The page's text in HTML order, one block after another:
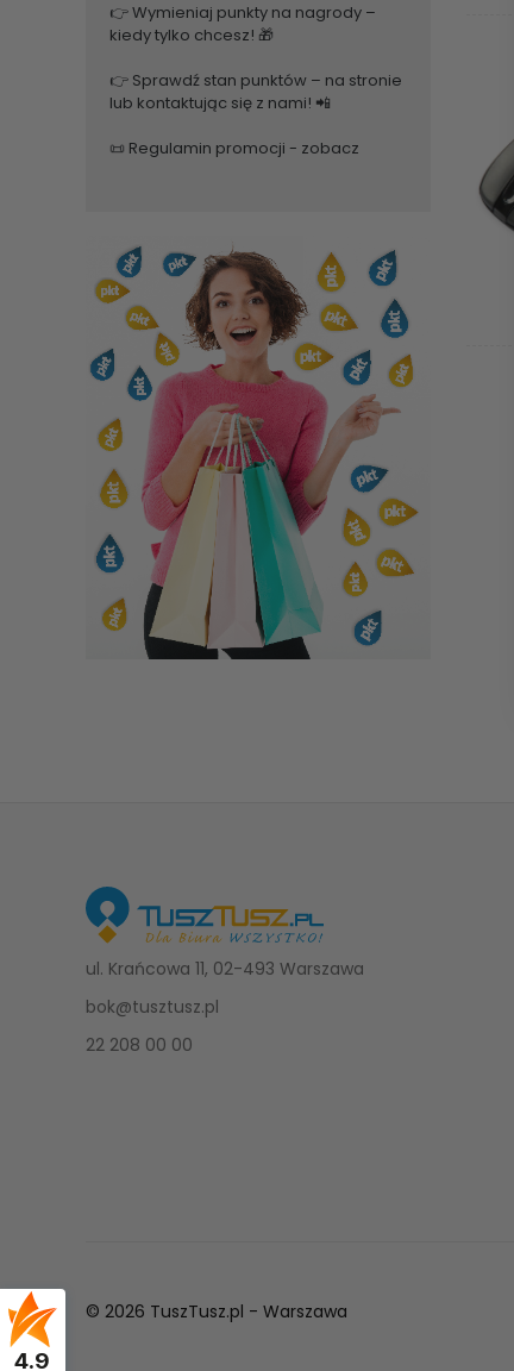
👉 Wymieniaj punkty na nagrody –
kiedy tylko chcesz! 🎁
👉 Sprawdź stan punktów – na stronie
lub kontaktując się z nami! 📲
📜 Regulamin promocji - zobacz
ul. Krańcowa 11, 02-493 Warszawa
bok@tusztusz.pl
22 208 00 00
© 2026 TuszTusz.pl - Warszawa
4.9